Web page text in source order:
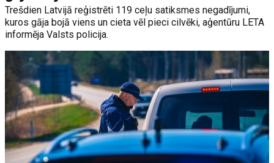
Trešdien Latvijā reģistrēti 119 ceļu satiksmes negadījumi,
kuros gāja bojā viens un cieta vēl pieci cilvēki, aģentūru LETA
informēja Valsts policija.